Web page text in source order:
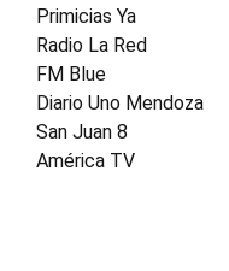
Primicias Ya
Radio La Red
FM Blue
Diario Uno Mendoza
San Juan 8
América TV